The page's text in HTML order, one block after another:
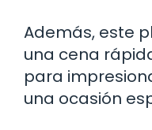
Además, este
una cena
para
una ocasión